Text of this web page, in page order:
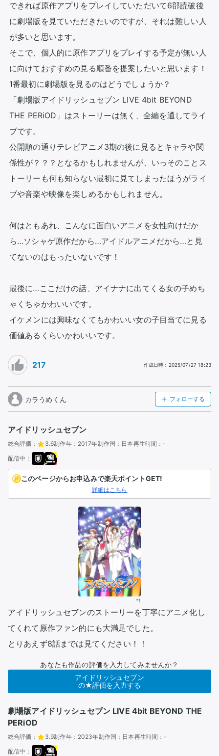
できれば原作アプリをプレイしていただいて6部読破後
に劇場版を見ていただきたいのですが、それは難しい人
が多いと思います。
そこで、個人的に原作アプリをプレイする予定が無い人
に向けておすすめの見る順番を提案したいと思います！
1番最初に劇場版を見るのはどうでしょうか？
「劇場版アイドリッシュセブン LIVE 4bit BEYOND
THE PERiOD」はストーリーは無く、全編を通してライ
ブです。
公開順の通りテレビアニメ3期の後に見るとキャラや関
係性が？？？となるかもしれませんが、いっそのことス
トーリーも何も知らない最初に見てしまったほうがライ
ブや音楽や映像を楽しめるかもしれません。
何はともあれ、こんなに面白いアニメを女性向けだか
ら…ソシャゲ原作だから…アイドルアニメだから…と見
てないのはもったいないです！
最後に…ここだけの話、アイナナに出てくる女の子めち
ゃくちゃかわいいです。
イケメンには興味なくてもかわいい女の子目当てに見る
価値あるくらいかわいいです。
217 作成日時 ： 2025/07/27 18:23
カラうめくん フォローする
アイドリッシュセブン
総合評価： 3.6制作年： 2017年制作国： 日本再生時間： -
配信中：
このページからお申込みで楽天ポイントGET!
詳細はこちら
*1
アイドリッシュセブンのストーリーを丁寧にアニメ化し
てくれて原作ファン的にも大満足でした。
とりあえず8話までは見てください！！
あなたも作品の評価を入力してみませんか？
アイドリッシュセブン
の★評価を入力する
劇場版アイドリッシュセブン LIVE 4bit BEYOND THE
PERiOD
総合評価： 3.9制作年： 2023年制作国： 日本再生時間： -
配信中：